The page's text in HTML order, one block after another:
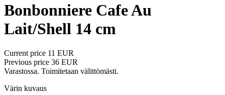
Bonbonniere Cafe Au
Lait/Shell 14 cm
Current price 11 EUR
Previous price 36 EUR
Varastossa. Toimitetaan välittömästi.
Värin kuvaus